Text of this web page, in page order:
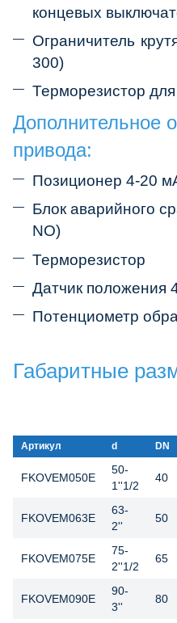
концевых
Ограничитель
300)
Терморезистор
Дополнительное
привода:
Позиционер 4-20
Блок аварийного
NO)
Терморезистор
Датчик положения
Потенциометр
Габаритные
Артикул d DN
FKOVEM050E
50-
1''1/2
40
FKOVEM063E
63-
2''
50
FKOVEM075E
75-
2''1/2
65
FKOVEM090E
90-
3''
80